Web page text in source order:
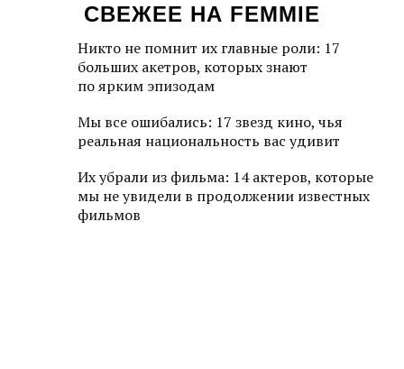
СВЕЖЕЕ НА FEMMIE
Никто не помнит их главные роли: 17
больших акетров, которых знают
по ярким эпизодам
Мы все ошибались: 17 звезд кино, чья
реальная национальность вас удивит
Их убрали из фильма: 14 актеров, которые
мы не увидели в продолжении известных
фильмов